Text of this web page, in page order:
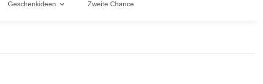
Geschenkideen Zweite Chance